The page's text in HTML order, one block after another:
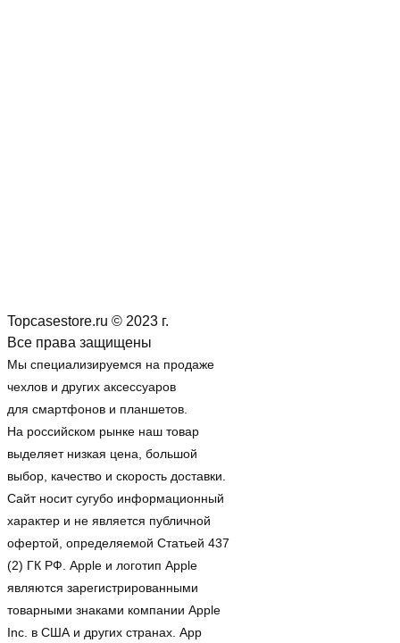
Topcasestore.ru © 2023 г.
Все права защищены
Мы специализируемся на продаже
чехлов и других аксессуаров
для смартфонов и планшетов.
На российском рынке наш товар
выделяет низкая цена, большой
выбор, качество и скорость доставки.
Сайт носит сугубо информационный
характер и не является публичной
офертой, определяемой Статьей 437
(2) ГК РФ. Apple и логотип Apple
являются зарегистрированными
товарными знаками компании Apple
Inc. в США и других странах. App